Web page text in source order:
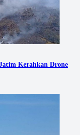
Kerahkan Drone